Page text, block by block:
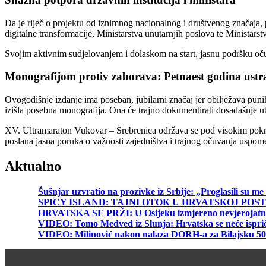
Da je riječ o projektu od iznimnog nacionalnog i društvenog
digitalne transformacije, Ministarstva unutarnjih poslova te
Svojim aktivnim sudjelovanjem i dolaskom na start, jasnu podršku
Monografijom protiv zaborava: Petnaest godina
Ovogodišnje izdanje ima poseban, jubilarni značaj jer obilježava
izišla posebna monografija. Ona će trajno dokumentirati
XV. Ultramaraton Vukovar – Srebrenica održava se pod visokim
poslana jasna poruka o važnosti zajedništva i trajnog očuvanja
Aktualno
Šušnjar uzvratio na prozivke iz Srbije: „Proglasili su
SPICY ISLAND: TAJNI OTOK U HRVATSKOJ
HRVATSKA SE PRŽI: U Osijeku izmjereno
VIDEO: Tomo Medved iz Slunja: Hrvatska se neće
VIDEO: Milinović nakon nalaza DORH-a za Bilajsku